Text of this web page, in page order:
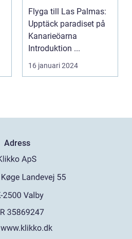
destination
Flyga till Las Palmas:
Upptäck paradiset på
Kanarieöarna
Introduktion ...
16 januari 2024
Adress
www.klikko.dk